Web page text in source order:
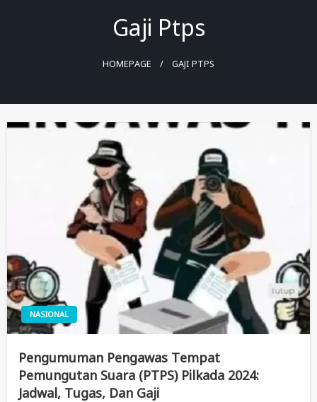
Gaji Ptps
HOMEPAGE GAJI PTPS
NASIONAL
Pengumuman Pengawas Tempat
Pemungutan Suara (PTPS) Pilkada 2024:
Jadwal, Tugas, Dan Gaji